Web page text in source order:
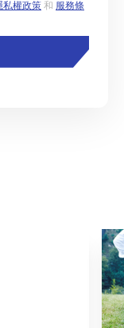
私權政策 和 服務條